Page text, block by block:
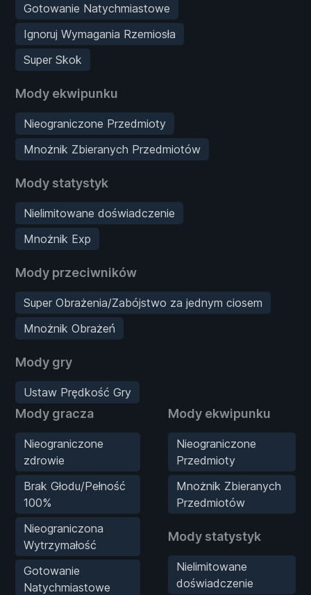
Gotowanie Natychmiastowe
Ignoruj Wymagania Rzemiosła
Super Skok
Mody ekwipunku
Nieograniczone Przedmioty
Mnożnik Zbieranych Przedmiotów
Mody statystyk
Nielimitowane doświadczenie
Mnożnik Exp
Mody przeciwników
Super Obrażenia/Zabójstwo za jednym ciosem
Mnożnik Obrażeń
Mody gry
Ustaw Prędkość Gry
Mody gracza
Nieograniczone
zdrowie
Brak Głodu/Pełność
100%
Nieograniczona
Wytrzymałość
Gotowanie
Natychmiastowe
Mody ekwipunku
Nieograniczone
Przedmioty
Mnożnik Zbieranych
Przedmiotów
Mody statystyk
Nielimitowane
doświadczenie